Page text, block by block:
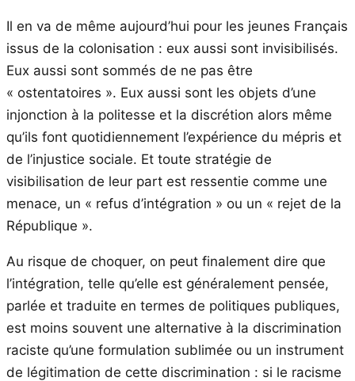
Il en va de même aujourd’hui pour les jeunes Français
issus de la colonisation : eux aussi sont invisibilisés.
Eux aussi sont sommés de ne pas être
« ostentatoires ». Eux aussi sont les objets d’une
injonction à la politesse et la discrétion alors même
qu’ils font quotidiennement l’expérience du mépris et
de l’injustice sociale. Et toute stratégie de
visibilisation de leur part est ressentie comme une
menace, un « refus d’intégration » ou un « rejet de la
République ».
Au risque de choquer, on peut finalement dire que
l’intégration, telle qu’elle est généralement pensée,
parlée et traduite en termes de politiques publiques,
est moins souvent une alternative à la discrimination
raciste qu’une formulation sublimée ou un instrument
de légitimation de cette discrimination : si le racisme